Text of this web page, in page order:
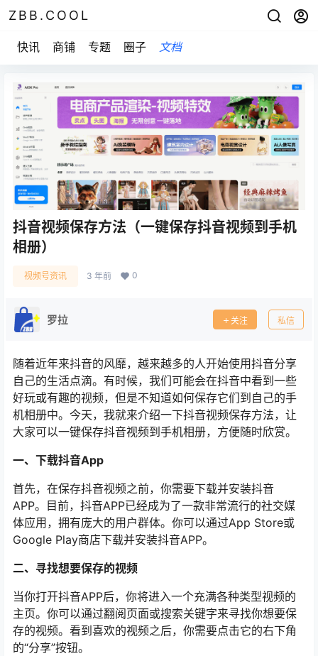
ZBB.COOL
快讯 商铺 专题 圈子 文档
抖音视频保存方法（一键保存抖音视频到手机
相册）
视频号资讯 3 年前 0
罗拉 关注 私信
随着近年来抖音的风靡，越来越多的人开始使用抖音分享
自己的生活点滴。有时候，我们可能会在抖音中看到一些
好玩或有趣的视频，但是不知道如何保存它们到自己的手
机相册中。今天，我就来介绍一下抖音视频保存方法，让
大家可以一键保存抖音视频到手机相册，方便随时欣赏。
一、下载抖音App
首先，在保存抖音视频之前，你需要下载并安装抖音
APP。目前，抖音APP已经成为了一款非常流行的社交媒
体应用，拥有庞大的用户群体。你可以通过App Store或
Google Play商店下载并安装抖音APP。
二、寻找想要保存的视频
当你打开抖音APP后，你将进入一个充满各种类型视频的
主页。你可以通过翻阅页面或搜索关键字来寻找你想要保
存的视频。看到喜欢的视频之后，你需要点击它的右下角
的“分享”按钮。